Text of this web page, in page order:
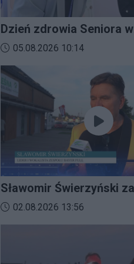
Dzień zdrowia Seniora w
Bratkowicach
Data dodania materiału wideo:
05.08.2026 10:14
Sławomir Świerzyński zaprasza na
Imprezalia 2026
Data dodania materiału wideo:
02.08.2026 13:56